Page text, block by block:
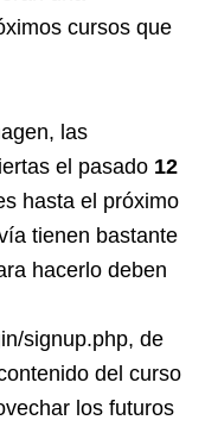
cursos que
las
el pasado 12
hasta el próximo
tienen bastante
hacerlo deben
signup.php, de
del curso
los futuros